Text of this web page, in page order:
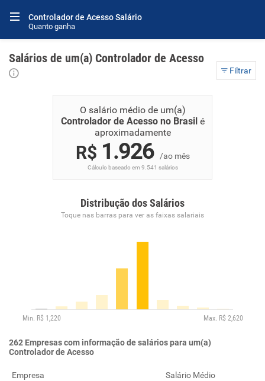
Controlador de Acesso Salário
Quanto ganha
Salários de um(a) Controlador de Acesso
Filtrar
O salário médio de um(a)
Controlador de Acesso no Brasil é
aproximadamente
R$ 1.926 /ao mês
Cálculo baseado em 9.541 salários
Distribução dos Salários
Toque nas barras para ver as faixas salariais
262 Empresas com informação de salários para um(a)
Controlador de Acesso
Empresa Salário Médio